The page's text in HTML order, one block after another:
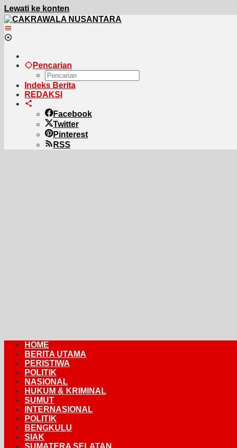
Lewati ke konten
Pencarian
Indeks Berita
REDAKSI
Facebook
Twitter
Pinterest
RSS
HOME
BERITA UTAMA
PERISTIWA
POLITIK
NASIONAL
HUKUM & KRIMINAL
SUMUT
INTERNASIONAL
POLITIK
BENGKULU
SIAK
SUMATERA SELATAN